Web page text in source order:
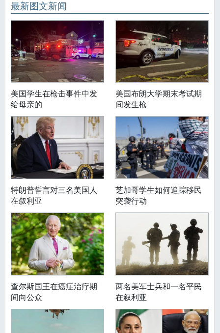
最新图文新闻
美国学生在枪击事件中发
给母亲的
美国布朗大学期末考试期
间发生枪
特朗普誓言对三名美国人
在叙利亚
芝加哥学生如何追踪移民
突袭行动
查尔斯国王在癌症治疗期
间向公众
两名美军士兵和一名平民
在叙利亚